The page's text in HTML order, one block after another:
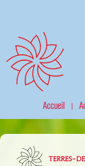
Accueil |
TERRES-